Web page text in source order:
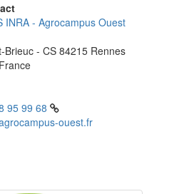
INRA - Agrocampus Ouest
Brieuc - CS 84215 Rennes
France
95 99 68
ouest.fr